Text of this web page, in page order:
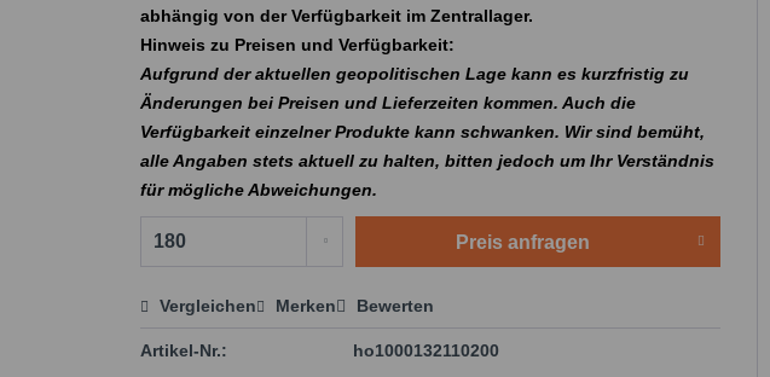
abhängig von der Verfügbarkeit im Zentrallager.
Hinweis zu Preisen und Verfügbarkeit:
Aufgrund der aktuellen geopolitischen Lage kann es kurzfristig zu
Änderungen bei Preisen und Lieferzeiten kommen. Auch die
Verfügbarkeit einzelner Produkte kann schwanken. Wir sind bemüht,
alle Angaben stets aktuell zu halten, bitten jedoch um Ihr Verständnis
für mögliche Abweichungen.
Preis anfragen
Preis anfragen
Vergleichen Merken Bewerten
Artikel-Nr.: ho1000132110200